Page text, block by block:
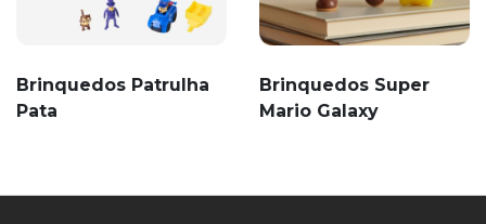
Brinquedos Patrulha
Pata
Brinquedos Super
Mario Galaxy